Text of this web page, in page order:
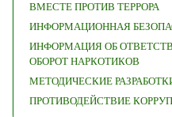
ВМЕСТЕ ПРОТИВ ТЕРРОРА
ИНФОРМАЦИОННАЯ
ИНФОРМАЦИЯ ОБ
ОБОРОТ НАРКОТИКОВ
МЕТОДИЧЕСКИЕ
ПРОТИВОДЕЙСТВИЕ